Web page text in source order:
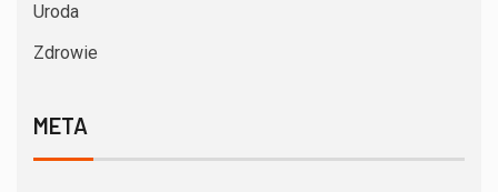
Uroda
Zdrowie
META